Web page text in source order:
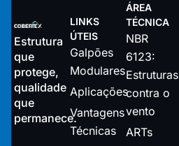
Estrutura
que
protege,
qualidade
que
permanece.
LINKS
ÚTEIS
Galpões
Modulares
Aplicações
Vantagens
Técnicas
ÁREA
TÉCNICA
NBR
6123:
Estruturas
contra o
vento
ARTs